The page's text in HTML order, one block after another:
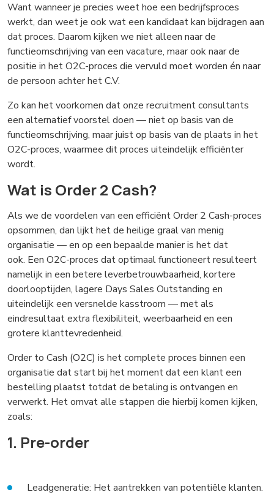
Want wanneer je precies weet hoe een bedrijfsproces
werkt, dan weet je ook wat een kandidaat kan bijdragen aan
dat proces. Daarom kijken we niet alleen naar de
functieomschrijving van een vacature, maar ook naar de
positie in het O2C-proces die vervuld moet worden én naar
de persoon achter het C.V.
Zo kan het voorkomen dat onze recruitment consultants
een alternatief voorstel doen — niet op basis van de
functieomschrijving, maar juist op basis van de plaats in het
O2C-proces, waarmee dit proces uiteindelijk efficiënter
wordt.
Wat is Order 2 Cash?
Als we de voordelen van een efficiënt Order 2 Cash-proces
opsommen, dan lijkt het de heilige graal van menig
organisatie — en op een bepaalde manier is het dat
ook. Een O2C-proces dat optimaal functioneert resulteert
namelijk in een betere leverbetrouwbaarheid, kortere
doorlooptijden, lagere Days Sales Outstanding en
uiteindelijk een versnelde kasstroom — met als
eindresultaat extra flexibiliteit, weerbaarheid en een
grotere klanttevredenheid.
Order to Cash (O2C) is het complete proces binnen een
organisatie dat start bij het moment dat een klant een
bestelling plaatst totdat de betaling is ontvangen en
verwerkt. Het omvat alle stappen die hierbij komen kijken,
zoals:
1. Pre-order
Leadgeneratie: Het aantrekken van potentiële klanten.